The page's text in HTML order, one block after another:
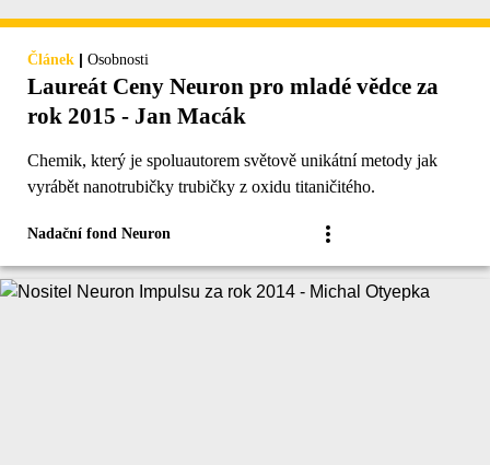
Článek | Osobnosti
Laureát Ceny Neuron pro mladé vědce za
rok 2015 - Jan Macák
Chemik, který je spoluautorem světově unikátní metody jak
vyrábět nanotrubičky trubičky z oxidu titaničitého.
Nadační fond Neuron